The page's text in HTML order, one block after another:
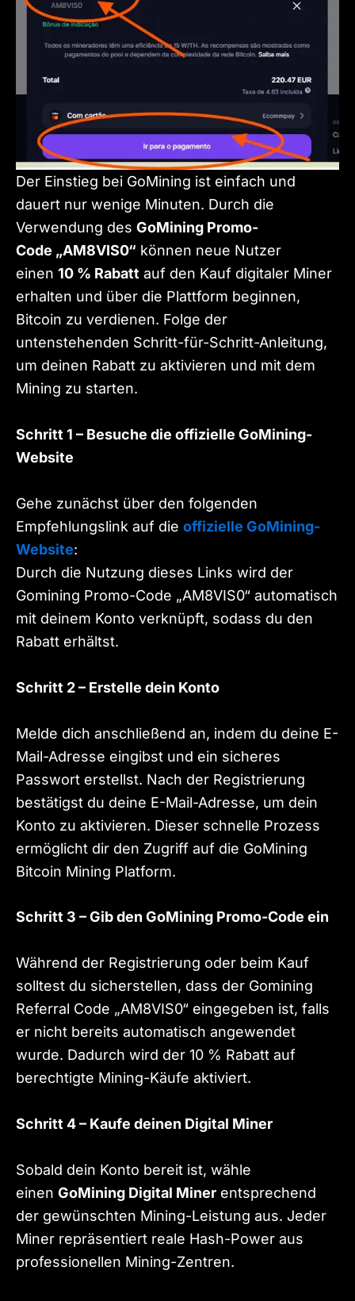
Der Einstieg bei GoMining ist einfach und
dauert nur wenige Minuten. Durch die
Verwendung des GoMining Promo-
Code „AM8VIS0“ können neue Nutzer
einen 10 % Rabatt auf den Kauf digitaler Miner
erhalten und über die Plattform beginnen,
Bitcoin zu verdienen. Folge der
untenstehenden Schritt-für-Schritt-Anleitung,
um deinen Rabatt zu aktivieren und mit dem
Mining zu starten.
Schritt 1 – Besuche die offizielle GoMining-
Website
Gehe zunächst über den folgenden
Empfehlungslink auf die offizielle GoMining-
Website:
Durch die Nutzung dieses Links wird der
Gomining Promo-Code „AM8VIS0“ automatisch
mit deinem Konto verknüpft, sodass du den
Rabatt erhältst.
Schritt 2 – Erstelle dein Konto
Melde dich anschließend an, indem du deine E-
Mail-Adresse eingibst und ein sicheres
Passwort erstellst. Nach der Registrierung
bestätigst du deine E-Mail-Adresse, um dein
Konto zu aktivieren. Dieser schnelle Prozess
ermöglicht dir den Zugriff auf die GoMining
Bitcoin Mining Platform.
Schritt 3 – Gib den GoMining Promo-Code ein
Während der Registrierung oder beim Kauf
solltest du sicherstellen, dass der Gomining
Referral Code „AM8VIS0“ eingegeben ist, falls
er nicht bereits automatisch angewendet
wurde. Dadurch wird der 10 % Rabatt auf
berechtigte Mining-Käufe aktiviert.
Schritt 4 – Kaufe deinen Digital Miner
Sobald dein Konto bereit ist, wähle
einen GoMining Digital Miner entsprechend
der gewünschten Mining-Leistung aus. Jeder
Miner repräsentiert reale Hash-Power aus
professionellen Mining-Zentren.